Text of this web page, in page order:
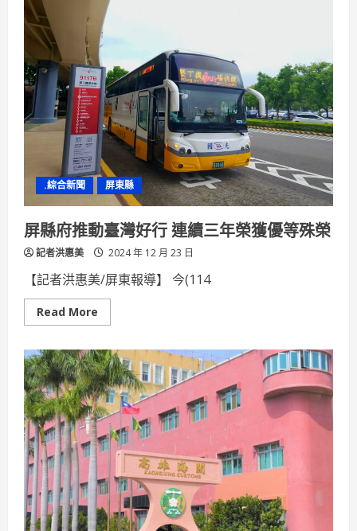
大
學
攜
手
東
隆
宮
體
驗
迎
王
平
安
祭
典
文
化
感
受
信
仰
震
撼
.綜合新聞 屏東縣
屏縣府推動臺灣好行 連續三年榮獲優等殊榮
記者洪惠美 2024 年 12 月 23 日
【記者洪惠美/屏東報導】 今(114
Read More
more
縣
府
推
動
臺
灣
好
行
連
續
年
榮
獲
優
等